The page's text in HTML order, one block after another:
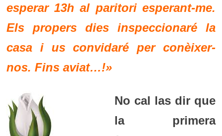
esperar 13h al paritori esperant-me.
Els propers dies inspeccionaré la
casa i us convidaré per conèixer-
nos. Fins aviat…!»
No cal las dir que
la primera